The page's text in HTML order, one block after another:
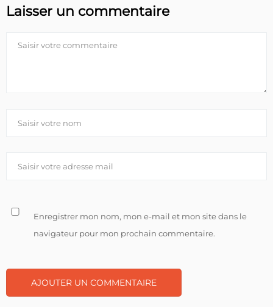
Laisser un commentaire
Enregistrer mon nom, mon e-mail et mon site dans le
navigateur pour mon prochain commentaire.